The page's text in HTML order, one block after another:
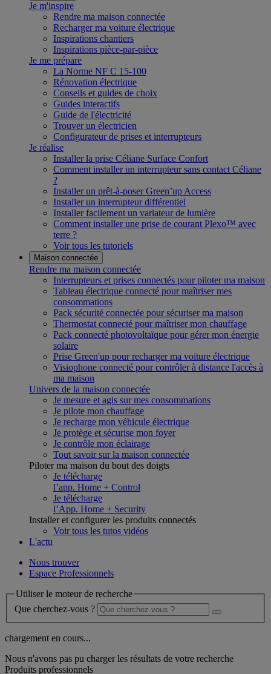
Je m'inspire
Rendre ma maison connectée
Recharger ma voiture électrique
Inspirations chantiers
Inspirations pièce-par-pièce
Je me prépare
La Norme NF C 15-100
Rénovation électrique
Conseils et guides de choix
Guides interactifs
Guide de l'électricité
Trouver un électricien
Configurateur de prises et interrupteurs
Je réalise
Installer la prise Céliane Surface Confort
Comment installer un interrupteur sans contact Céliane
?
Installer un prêt-à-poser Green’up Access
Installer un interrupteur différentiel
Installer facilement un variateur de lumière
Comment installer une prise de courant Plexo™ avec
terre ?
Voir tous les tutoriels
Maison connectée
Rendre ma maison connectée
Interrupteurs et prises connectés pour piloter ma maison
Tableau électrique connecté pour maîtriser mes
consommations
Pack sécurité connectée pour sécuriser ma maison
Thermostat connecté pour maîtriser mon chauffage
Pack connecté photovoltaïque pour gérer mon énergie
solaire
Prise Green'up pour recharger ma voiture électrique
Visiophone connecté pour contrôler à distance l'accès à
ma maison
Univers de la maison connectée
Je mesure et agis sur mes consommations
Je pilote mon chauffage
Je recharge mon véhicule électrique
Je protège et sécurise mon foyer
Je contrôle mon éclairage
Tout savoir sur la maison connectée
Piloter ma maison du bout des doigts
Je télécharge
l’app. Home + Control
Je télécharge
l’App. Home + Security
Installer et configurer les produits connectés
Voir tous les tutos vidéos
L'actu
Nous trouver
Espace Professionnels
Utiliser le moteur de recherche
Que cherchez-vous ?
chargement en cours...
Nous n'avons pas pu charger les résultats de votre recherche
Produits professionnels